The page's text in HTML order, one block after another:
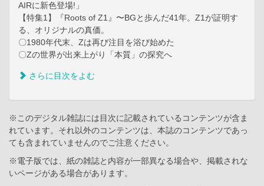
AIRに新色登場!」
【特集1】『Roots of Z1』〜BGと歩んだ41年。Z1が証明す
る、オリジナルの真価。
〇1980年代末、Zは再び注目を浴び始めた
〇Zの世界が出来上がり「本質」の探究へ
さらに目次をよむ
※このデジタル雑誌には目次に記載されているコンテンツが含ま
れています。それ以外のコンテンツは、本誌のコンテンツであっ
ても含まれていませんのでご注意ください。
※電子版では、紙の雑誌と内容が一部異なる場合や、掲載されな
いページがある場合があります。